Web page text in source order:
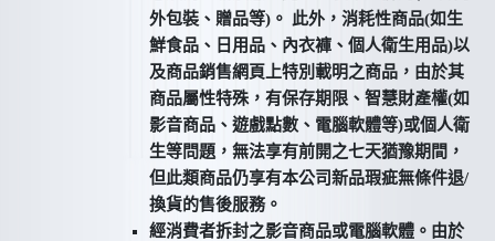
外包裝、贈品等)。 此外，消耗性商品(如生
鮮食品、日用品、內衣褲、個人衛生用品)以
及商品銷售網頁上特別載明之商品，由於其
商品屬性特殊，有保存期限、智慧財產權(如
影音商品、遊戲點數、電腦軟體等)或個人衛
生等問題，無法享有前開之七天猶豫期間，
但此類商品仍享有本公司新品瑕疵無條件退/
換貨的售後服務。
經消費者拆封之影音商品或電腦軟體。由於